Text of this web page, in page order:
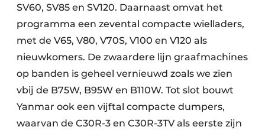
SV60, SV85 en SV120. Daarnaast omvat het
programma een zevental compacte wielladers,
met de V65, V80, V70S, V100 en V120 als
nieuwkomers. De zwaardere lijn graafmachines
op banden is geheel vernieuwd zoals we zien
vbij de B75W, B95W en B110W. Tot slot bouwt
Yanmar ook een vijftal compacte dumpers,
waarvan de C30R-3 en C30R-3TV als eerste zijn